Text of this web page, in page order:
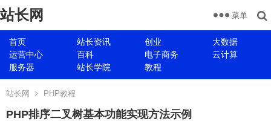
站长网
首页 站长资讯 创业
大数据
运营中心
百科 电子商务
云计算
服务器
站长学院 教程
菜单
站长网 PHP教程
PHP排序二叉树基本功能实现方法示例